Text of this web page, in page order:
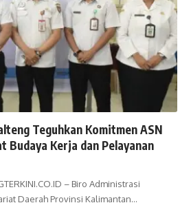
Teguhkan Komitmen ASN
Budaya Kerja dan Pelayanan
– Biro Administrasi
Daerah Provinsi Kalimantan…